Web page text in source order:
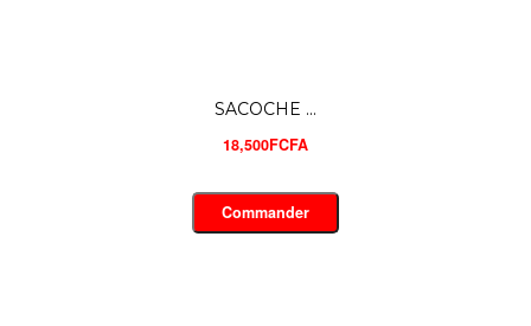
SAC À D...
21,500FCFA
Commander